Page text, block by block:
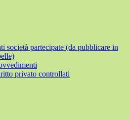
società partecipate (da pubblicare in
privato controllati